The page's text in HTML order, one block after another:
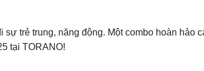
trẻ trung, năng động. Một combo hoàn hảo
tại TORANO!